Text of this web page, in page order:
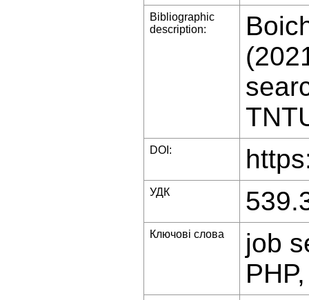
Bibliographic
description:
DOI:
УДК
Ключові слова
job